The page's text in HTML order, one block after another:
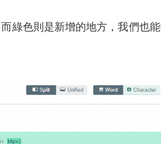
綠色則是新增的地方，我們也